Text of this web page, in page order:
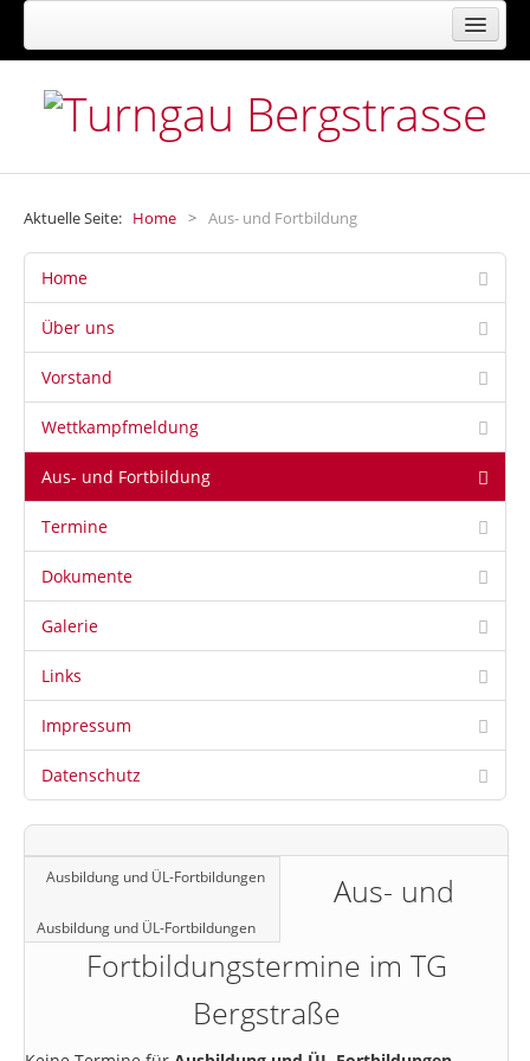
FACHVERBAND FÜR TURNEN, GYMNASTIK,
FREIZEIT- UND GESUNDHEITSSPORT
Aktuelle Seite: Home > Aus- und Fortbildung
Home
Über uns
Vorstand
Wettkampfmeldung
Aus- und Fortbildung
Termine
Dokumente
Galerie
Links
Impressum
Datenschutz
Ausbildung und ÜL-Fortbildungen
Ausbildung und ÜL-Fortbildungen
Aus- und
Fortbildungstermine im TG
Bergstraße